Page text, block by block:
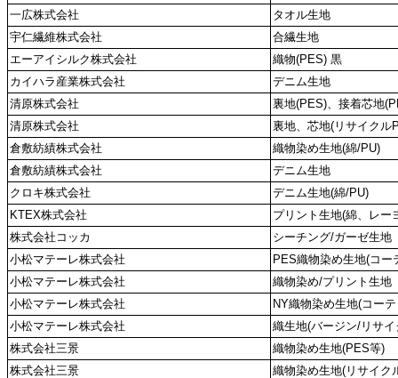
一広株式会社
タオル生地
宇仁繊維株式会社
合繊生地
エーアイシルク株式会社
織物(PES) 黒
カイハラ産業株式会社
デニム生地
清原株式会社
裏地(PES)、接着芯地
清原株式会社
裏地、芯地(リサイクル
倉敷紡績株式会社
織物染め生地(綿/PU)
倉敷紡績株式会社
デニム生地
クロキ株式会社
デニム生地(綿/PU)
KTEX株式会社
プリント生地(綿、レー
株式会社コッカ
シーチング/ガーゼ生地
小松マテーレ株式会社
PES織物染め生地(コー
小松マテーレ株式会社
織物染め/プリント生地
小松マテーレ株式会社
NY織物染め生地(コー
小松マテーレ株式会社
織生地(バージン/リサイ
株式会社三景
織物染め生地(PES等)
株式会社三景
織物染め生地(リサイ